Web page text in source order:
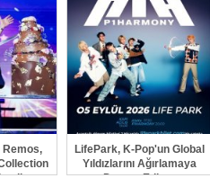
Remos,
LifePark, K-Pop'un Global
Yıldızlarını Ağırlamaya
Devam Ediyor